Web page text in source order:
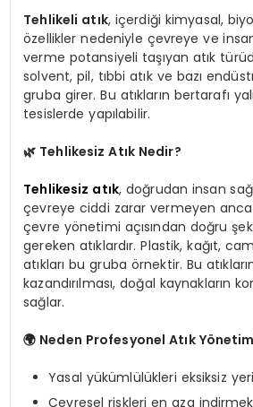
Tehlikeli atık, içerdiği kimyasal,
özellikler nedeniyle çevreye ve
verme potansiyeli taşıyan atık
solvent, pil, tıbbi atık ve bazı
gruba girer. Bu atıkların bertarafı
tesislerde yapılabilir.
🌿 Tehlikesiz Atık Nedir?
Tehlikesiz atık, doğrudan insan
çevreye ciddi zarar vermeyen
çevre yönetimi açısından doğru
gereken atıklardır. Plastik, kağıt,
atıkları bu gruba örnektir. Bu
kazandırılması, doğal kaynakların
sağlar.
🌍 Neden Profesyonel Atık
Yasal yükümlülükleri eksiksiz
Çevresel riskleri en aza indirmek